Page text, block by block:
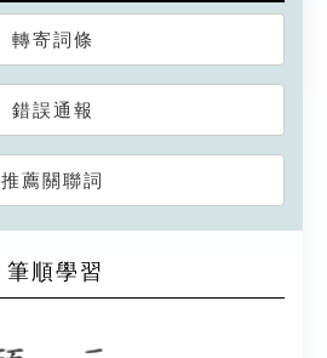
轉寄詞條
錯誤通報
推薦關聯詞
筆順學習